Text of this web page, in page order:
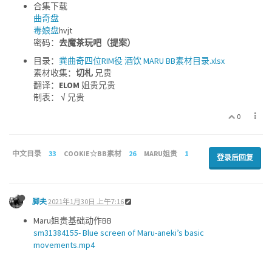
合集下载
曲奇盘
毒娘盘hvjt
密码： 去魔茶玩吧（提案）
目录： 粪曲奇四位RIM役 酒饮 MARU BB素材目录.xlsx
素材收集： 切札 兄贵
翻译： ELOM 姐贵兄贵
制表： √ 兄贵
0
中文目录 33 COOKIE☆BB素材 26 MARU姐贵 1 登录后回复
脚夫2021年1月30日 上午7:16
Maru姐贵基础动作BB
sm31384155- Blue screen of Maru-aneki’s basic
movements.mp4